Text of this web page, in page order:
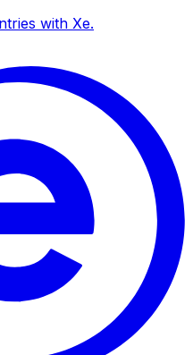
with Xe.